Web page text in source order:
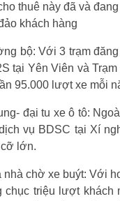
thuê này đã và
khách hàng
bộ: Với 3 trạm
tại Yên Viên và
95.000 lượt xe mỗi
đại tu xe ô tô:
vụ BDSC tại Xí
lớn.
nhà chờ xe buýt: Với
triệu lượt